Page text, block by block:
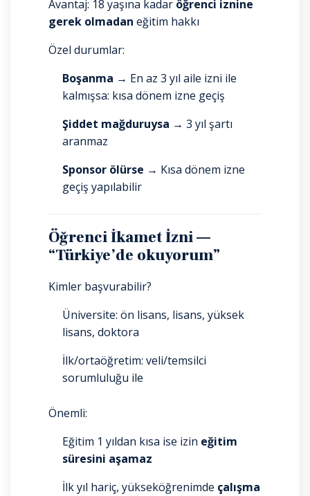
Avantaj: 18 yaşına kadar öğrenci iznine
gerek olmadan eğitim hakkı
Özel durumlar:
Boşanma → En az 3 yıl aile izni ile
kalmışsa: kısa dönem izne geçiş
Şiddet mağduruysa → 3 yıl şartı
aranmaz
Sponsor ölürse → Kısa dönem izne
geçiş yapılabilir
Öğrenci İkamet İzni —
“Türkiye’de okuyorum”
Kimler başvurabilir?
Üniversite: ön lisans, lisans, yüksek
lisans, doktora
İlk/ortaöğretim: veli/temsilci
sorumluluğu ile
Önemli:
Eğitim 1 yıldan kısa ise izin eğitim
süresini aşamaz
İlk yıl hariç, yükseköğrenimde çalışma